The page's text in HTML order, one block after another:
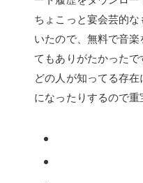
ちょこっと宴会芸的
いたので、無料で音
てもありがたかった
どの人が知ってる存
になったりするので重